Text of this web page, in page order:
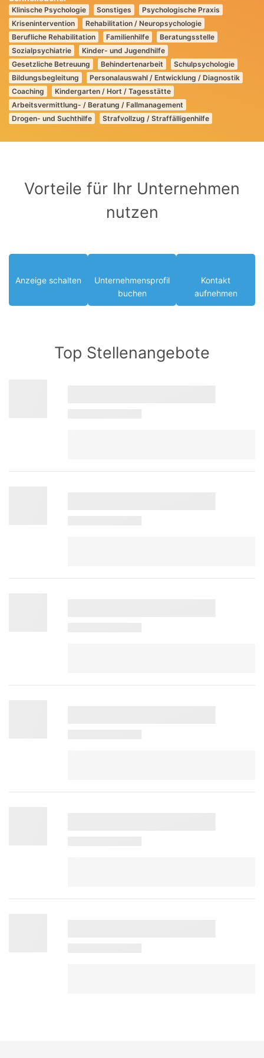
Klinische Psychologie Sonstiges
Psychologische Praxis
Krisenintervention
Rehabilitation / Neuropsychologie
Berufliche Rehabilitation
Familienhilfe
Beratungsstelle
Sozialpsychiatrie
Kinder- und Jugendhilfe
Gesetzliche Betreuung
Behindertenarbeit
Schulpsychologie
Bildungsbegleitung
Personalauswahl / Entwicklung / Diagnostik
Coaching
Kindergarten / Hort / Tagesstätte
Arbeitsvermittlung- / Beratung / Fallmanagement
Drogen- und Suchthilfe
Strafvollzug / Straffälligenhilfe
Vorteile für Ihr Unternehmen
nutzen
Anzeige schalten
Unternehmensprofil
buchen
Kontakt
aufnehmen
Top Stellenangebote